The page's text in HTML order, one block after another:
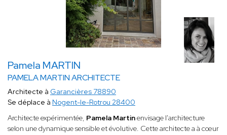
Pamela MARTIN
PAMELA MARTIN ARCHITECTE
Architecte à Garancières 78890
Se déplace à Nogent-le-Rotrou 28400
Architecte expérimentée, Pamela Martinenvisage l'architecture
selon une dynamique sensible et évolutive. Cette architecte a à cœur